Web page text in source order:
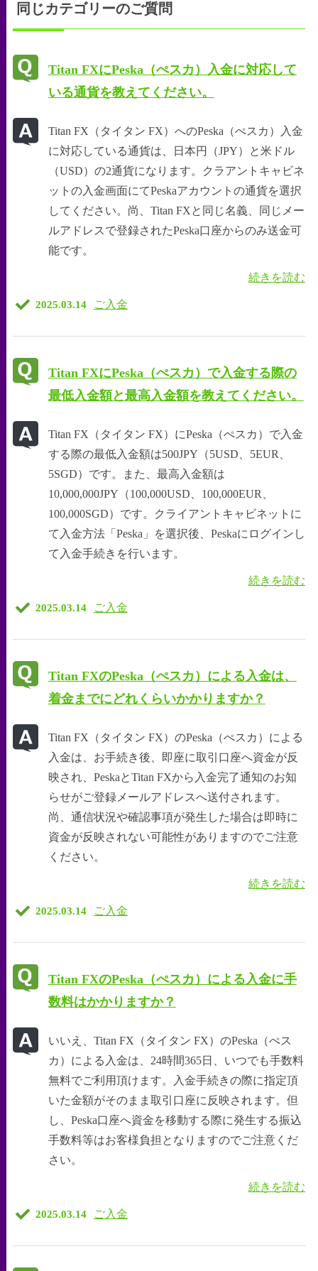
同じカテゴリーのご質問
Titan FXにPeska（ぺスカ）入金に対応して
いる通貨を教えてください。
Titan FX（タイタン FX）へのPeska（ぺスカ）入金
に対応している通貨は、日本円（JPY）と米ドル
（USD）の2通貨になります。クラアントキャビネ
ットの入金画面にてPeskaアカウントの通貨を選択
してください。尚、Titan FXと同じ名義、同じメー
ルアドレスで登録されたPeska口座からのみ送金可
能です。
続きを読む
2025.03.14 ご入金
Titan FXにPeska（ぺスカ）で入金する際の
最低入金額と最高入金額を教えてください。
Titan FX（タイタン FX）にPeska（ぺスカ）で入金
する際の最低入金額は500JPY（5USD、5EUR、
5SGD）です。また、最高入金額は
10,000,000JPY（100,000USD、100,000EUR、
100,000SGD）です。クライアントキャビネットに
て入金方法「Peska」を選択後、Peskaにログインし
て入金手続きを行います。
続きを読む
2025.03.14 ご入金
Titan FXのPeska（ぺスカ）による入金は、
着金までにどれくらいかかりますか？
Titan FX（タイタン FX）のPeska（ぺスカ）による
入金は、お手続き後、即座に取引口座へ資金が反
映され、PeskaとTitan FXから入金完了通知のお知
らせがご登録メールアドレスへ送付されます。
尚、通信状況や確認事項が発生した場合は即時に
資金が反映されない可能性がありますのでご注意
ください。
続きを読む
2025.03.14 ご入金
Titan FXのPeska（ぺスカ）による入金に手
数料はかかりますか？
いいえ、Titan FX（タイタン FX）のPeska（ぺス
カ）による入金は、24時間365日、いつでも手数料
無料でご利用頂けます。入金手続きの際に指定頂
いた金額がそのまま取引口座に反映されます。但
し、Peska口座へ資金を移動する際に発生する振込
手数料等はお客様負担となりますのでご注意くだ
さい。
続きを読む
2025.03.14 ご入金